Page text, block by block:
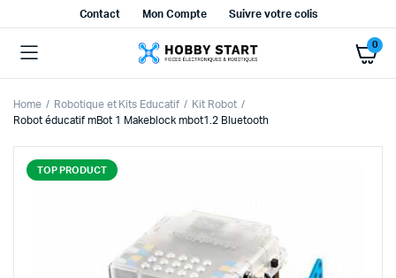
Contact Mon Compte Suivre votre colis
0
Home Robotique et Kits Educatif
Kit Robot
Robot éducatif mBot 1 Makeblock mbot1.2 Bluetooth
TOP PRODUCT